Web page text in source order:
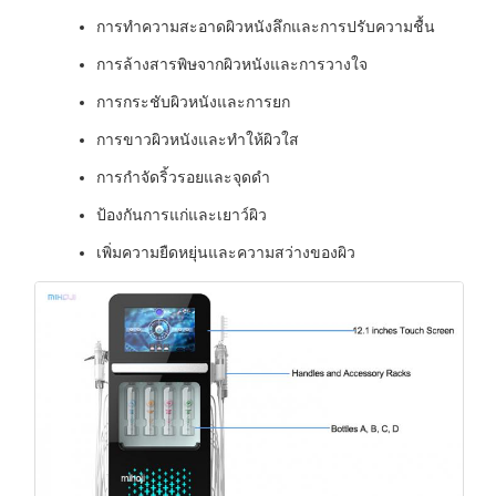
การทําความสะอาดผิวหนังลึกและการปรับความชื้น
การล้างสารพิษจากผิวหนังและการวางใจ
การกระชับผิวหนังและการยก
การขาวผิวหนังและทําให้ผิวใส
การกําจัดริ้วรอยและจุดดํา
ป้องกันการแก่และเยาว์ผิว
เพิ่มความยืดหยุ่นและความสว่างของผิว